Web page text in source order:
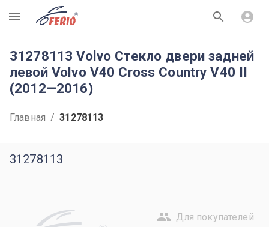
R
31278113 Volvo Стекло двери задней
левой Volvo V40 Cross Country V40 II
(2012—2016)
Главная / 31278113
31278113
Для покупателей